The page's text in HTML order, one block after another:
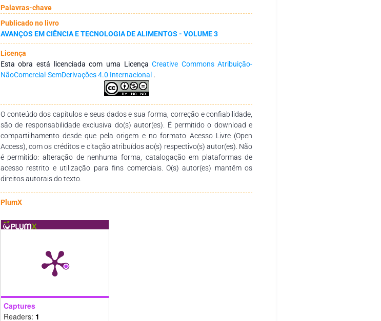
Palavras-chave
Publicado no livro
AVANÇOS EM CIÊNCIA E TECNOLOGIA DE ALIMENTOS - VOLUME 3
Licença
Esta obra está licenciada com uma LicençaCreative Commons Atribuição-
NãoComercial-SemDerivações 4.0 Internacional .
O conteúdo dos capítulos e seus dados e sua forma, correção e confiabilidade,
são de responsabilidade exclusiva do(s) autor(es). É permitido o download e
compartilhamento desde que pela origem e no formato Acesso Livre (Open
Access), com os créditos e citação atribuídos ao(s) respectivo(s) autor(es). Não
é permitido: alteração de nenhuma forma, catalogação em plataformas de
acesso restrito e utilização para fins comerciais. O(s) autor(es) mantêm os
direitos autorais do texto.
PlumX
Captures
Readers: 1